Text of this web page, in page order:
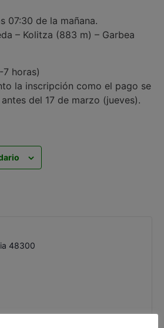
07:30 de la mañana.
– Kolitza (883 m) – Garbea
horas)
la inscripción como el pago se
del 17 de marzo (jueves).
48300